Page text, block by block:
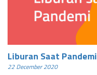
Liburan Saat Pandemi
22 December 2020